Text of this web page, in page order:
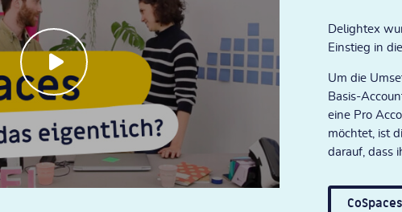
Delightex
Einstieg in
Um die
Basis-
eine Pro
möchtet, ist
darauf, dass